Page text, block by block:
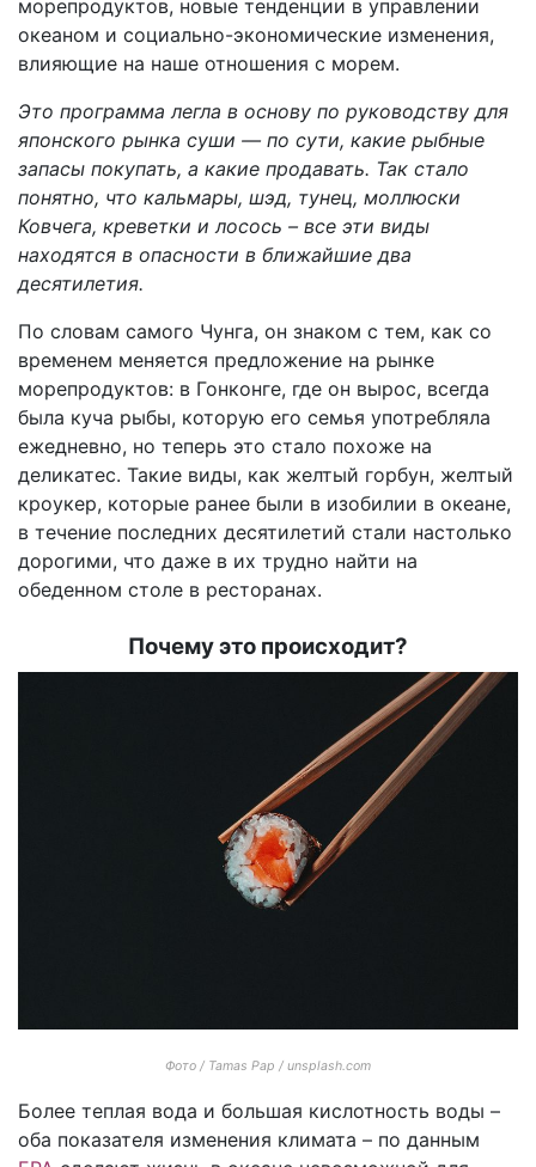
морепродуктов, новые тенденции в управлении
океаном и социально-экономические изменения,
влияющие на наше отношения с морем.
Это программа легла в основу по руководству для
японского рынка суши — по сути, какие рыбные
запасы покупать, а какие продавать. Так стало
понятно, что кальмары, шэд, тунец, моллюски
Ковчега, креветки и лосось – все эти виды
находятся в опасности в ближайшие два
десятилетия.
По словам самого Чунга, он знаком с тем, как со
временем меняется предложение на рынке
морепродуктов: в Гонконге, где он вырос, всегда
была куча рыбы, которую его семья употребляла
ежедневно, но теперь это стало похоже на
деликатес. Такие виды, как желтый горбун, желтый
кроукер, которые ранее были в изобилии в океане,
в течение последних десятилетий стали настолько
дорогими, что даже в их трудно найти на
обеденном столе в ресторанах.
Почему это происходит?
Фото / Tamas Pap / unsplash.com
Более теплая вода и большая кислотность воды –
оба показателя изменения климата – по данным